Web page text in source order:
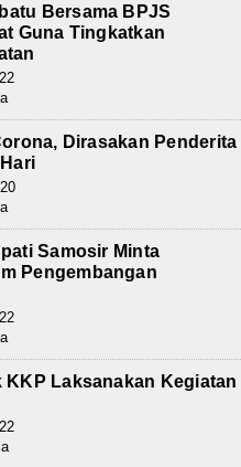
Bersama BPJS
Guna Tingkatkan
Dirasakan Penderita
Samosir Minta
Pengembangan
KKP Laksanakan Kegiatan